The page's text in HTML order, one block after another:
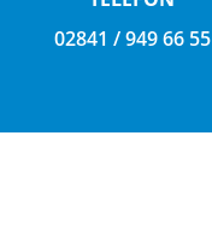
02841 / 949 66 55